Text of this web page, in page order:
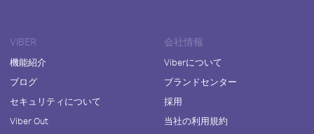
VIBER
機能紹介
ブログ
セキュリティについて
Viber Out
会社情報
Viberについて
ブランドセンター
採用
当社の利用規約